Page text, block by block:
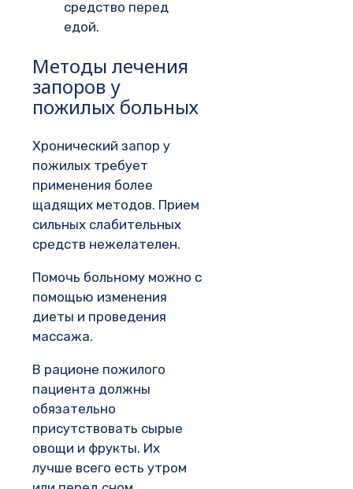
средство перед
едой.
Методы лечения
запоров у
пожилых больных
Хронический запор у
пожилых требует
применения более
щадящих методов. Прием
сильных слабительных
средств нежелателен.
Помочь больному можно с
помощью изменения
диеты и проведения
массажа.
В рационе пожилого
пациента должны
обязательно
присутствовать сырые
овощи и фрукты. Их
лучше всего есть утром